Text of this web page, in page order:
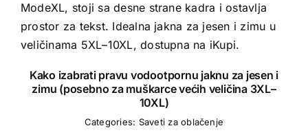
Kako izabrati pravu vodootpornu jaknu za jesen i
zimu (posebno za muškarce većih veličina 3XL–
10XL)
Categories: Saveti za oblačenje